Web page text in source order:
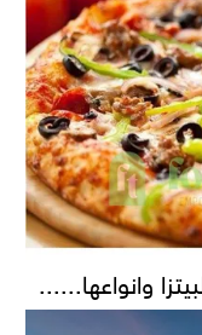
وانواعها......